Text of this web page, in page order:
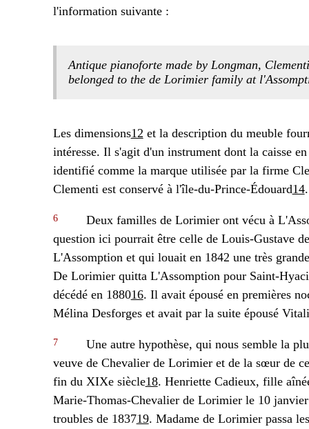
l'information suivante :
Antique pianoforte made by Longman,
belonged to the de Lorimier family at
Les dimensions12 et la description du meuble
intéresse. Il s'agit d'un instrument dont la caisse
identifié comme la marque utilisée par la firme
Clementi est conservé à l'île-du-Prince-Édouard14.
6
Deux familles de Lorimier ont vécu à
question ici pourrait être celle de Louis-Gustave
L'Assomption et qui louait en 1842 une très
De Lorimier quitta L'Assomption pour Saint-
décédé en 188016. Il avait épousé en premières
Mélina Desforges et avait par la suite épousé
7
Une autre hypothèse, qui nous semble la
veuve de Chevalier de Lorimier et de la sœur de
fin du XIXe siècle18. Henriette Cadieux, fille
Marie-Thomas-Chevalier de Lorimier le 10
troubles de 183719. Madame de Lorimier passa